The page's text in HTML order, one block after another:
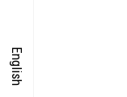
English